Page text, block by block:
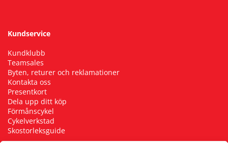
Kundservice
Kundklubb
Teamsales
Byten, returer och reklamationer
Kontakta oss
Presentkort
Dela upp ditt köp
Förmånscykel
Cykelverkstad
Skostorleksguide